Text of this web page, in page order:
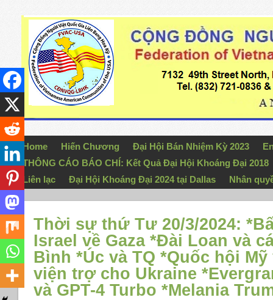
Home Hiến Chương Đại Hội Bán Nhiệm Kỳ 2023
THÔNG CÁO BÁO CHÍ: Kết Quả Đại Hội Khoáng Đại 2018
Liên lạc
Đại Hội Khoáng Đại 2024 tại Dallas Nhân
Thời sự thứ Tư 20/3/2024:
Israel về Gaza *Đài Loan và
Bình *Úc và TQ *Quốc hội
viện trợ cho Ukraine
và GPT-4 Turbo *Melania